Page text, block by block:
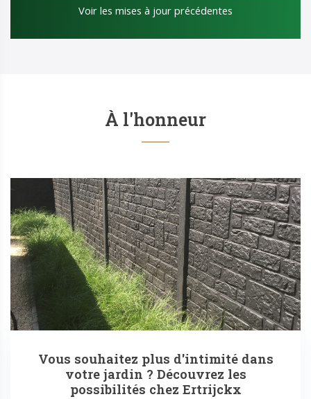
Voir les mises à jour précédentes
À l'honneur
Vous souhaitez plus d'intimité dans
votre jardin ? Découvrez les
possibilités chez Ertrijckx